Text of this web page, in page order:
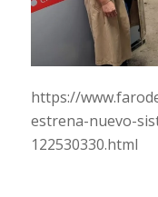
https://
estrena-nuevo-
122530330.html